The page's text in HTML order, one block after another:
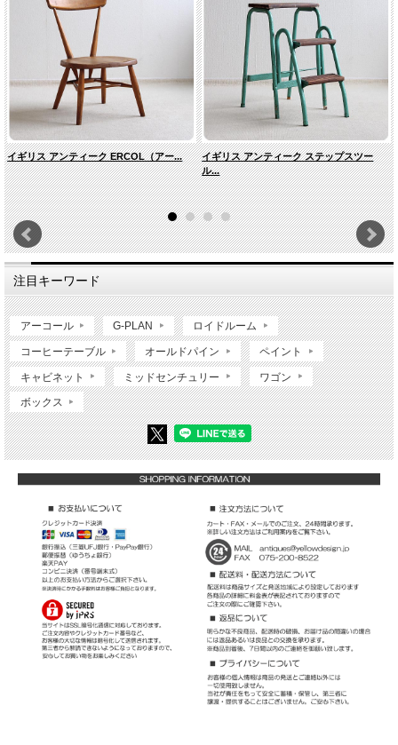
イギリス アンティーク ERCOL（アー...
イギリス アンティーク ステップスツー
ル...
注目キーワード
アーコール G-PLAN ロイドルーム
コーヒーテーブル オールドパイン ペイント
キャビネット ミッドセンチュリー ワゴン
ボックス